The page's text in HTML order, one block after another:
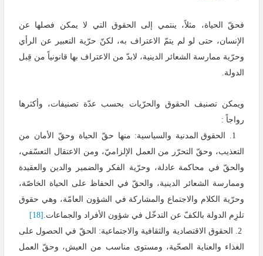
فحقّ الحياة، مثلاً، ينتمي إلى الحقوق التي لا يمكن فصلها عن
الإنسان، حتى لو لم يتمّ الاعتراف به، لكنّ حرّية التعبير عن الرأي
وحرّية ممارسة الشعائر الدينية، لابدّ من الاعتراف بها قانونياً من قِبل
الدولة.
ويمكن تصنيف الحقوق والحرّيات بحسب عدّة تصنيفات، وأكثرها
رواجاً :
الحقوق المدنية والسياسية: منها حقّ الحياة وحقّ الأمان من
التعذيب، وحقّ التحرّر من العمل الإلزاميّ، ومن الاعتقال التعسّفي،
والحقّ في محاكمة عادلة، وحرّية الفكر والضمير والدين والعقيدة
وممارسة الشعائر الدينية، والحقّ في الحفاظ على الحياة الخاصّة،
وحرّية الكلام والاجتماع والمشاركة في الشؤون العامّة، وهي حقوق
تلزِم الدولة بالكفّ عن التدخّل في شؤون الأفراد والجماعات. [18]
2. الحقوق الاقتصادية والثقافية والاجتماعية: الحقّ في الحصول على
الغذاء والعناية الصحّية، ومستوى مناسب من العيش، وحقّ العمل